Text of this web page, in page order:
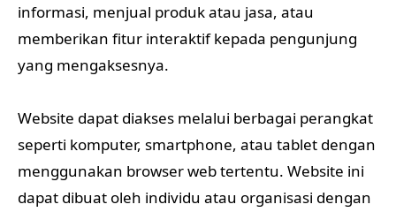
informasi, menjual produk atau jasa, atau
memberikan fitur interaktif kepada pengunjung
yang mengaksesnya.
Website dapat diakses melalui berbagai perangkat
seperti komputer, smartphone, atau tablet dengan
menggunakan browser web tertentu. Website ini
dapat dibuat oleh individu atau organisasi dengan